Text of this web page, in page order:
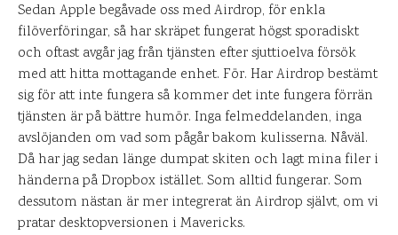
Sedan Apple begåvade oss med Airdrop, för enkla
filöverföringar, så har skräpet fungerat högst sporadiskt
och oftast avgår jag från tjänsten efter sjuttioelva försök
med att hitta mottagande enhet. För. Har Airdrop bestämt
sig för att inte fungera så kommer det inte fungera förrän
tjänsten är på bättre humör. Inga felmeddelanden, inga
avslöjanden om vad som pågår bakom kulisserna. Nåväl.
Då har jag sedan länge dumpat skiten och lagt mina filer i
händerna på Dropbox istället. Som alltid fungerar. Som
dessutom nästan är mer integrerat än Airdrop självt, om vi
pratar desktopversionen i Mavericks.